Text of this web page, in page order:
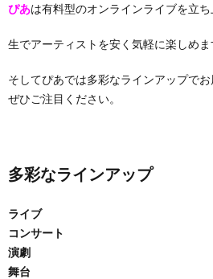
ぴあは有料型のオンラインライブを立ち
生でアーティストを安く気軽に楽しめま
そしてぴあでは多彩なラインアップでお
ぜひご注目ください。
多彩なラインアップ
ライブ
コンサート
演劇
舞台